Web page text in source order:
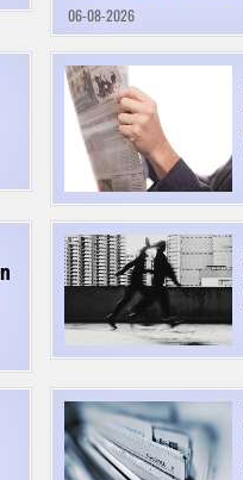
06-08-2026